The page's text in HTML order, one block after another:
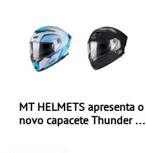
MT HELMETS apresenta o
novo capacete Thunder 4 R